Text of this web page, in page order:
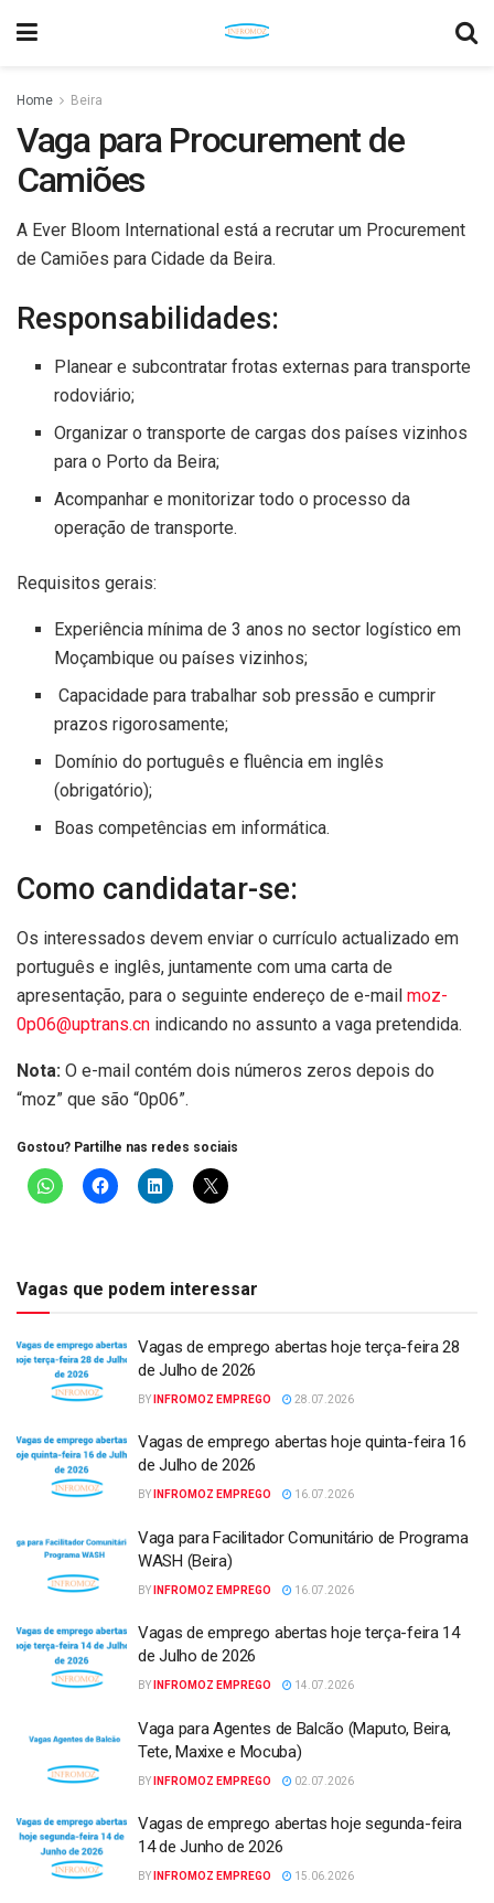
Home Beira
Vaga para Procurement de
Camiões
A Ever Bloom International está a recrutar um Procurement
de Camiões para Cidade da Beira.
Responsabilidades:
Planear e subcontratar frotas externas para transporte
rodoviário;
Organizar o transporte de cargas dos países vizinhos
para o Porto da Beira;
Acompanhar e monitorizar todo o processo da
operação de transporte.
Requisitos gerais:
Experiência mínima de 3 anos no sector logístico em
Moçambique ou países vizinhos;
Capacidade para trabalhar sob pressão e cumprir
prazos rigorosamente;
Domínio do português e fluência em inglês
(obrigatório);
Boas competências em informática.
Como candidatar-se:
Os interessados devem enviar o currículo actualizado em
português e inglês, juntamente com uma carta de
apresentação, para o seguinte endereço de e-mail moz-
0p06@uptrans.cn indicando no assunto a vaga pretendida.
Nota: O e-mail contém dois números zeros depois do
“moz” que são “0p06”.
Gostou? Partilhe nas redes sociais
Vagas que podem interessar
Vagas de emprego abertas hoje terça-feira 28
de Julho de 2026
BY INFROMOZ EMPREGO 28.07.2026
Vagas de emprego abertas hoje quinta-feira 16
de Julho de 2026
BY INFROMOZ EMPREGO 16.07.2026
Vaga para Facilitador Comunitário de Programa
WASH (Beira)
BY INFROMOZ EMPREGO 16.07.2026
Vagas de emprego abertas hoje terça-feira 14
de Julho de 2026
BY INFROMOZ EMPREGO 14.07.2026
Vaga para Agentes de Balcão (Maputo, Beira,
Tete, Maxixe e Mocuba)
BY INFROMOZ EMPREGO 02.07.2026
Vagas de emprego abertas hoje segunda-feira
14 de Junho de 2026
BY INFROMOZ EMPREGO 15.06.2026